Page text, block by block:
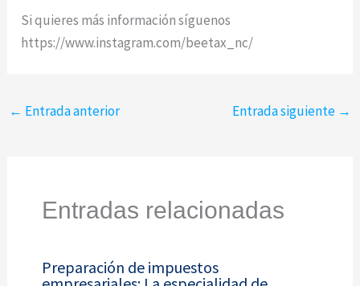
Si quieres más información síguenos
https://www.instagram.com/beetax_nc/
← Entrada anterior Entrada siguiente →
Entradas relacionadas
Preparación de impuestos